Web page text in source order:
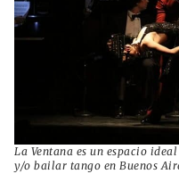
La Ventana es un espacio
y/o bailar tango en Buenos